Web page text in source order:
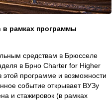
рамках программы
средствам в Брюсселе
в Брно Charter for Higher
программе и возможности
событие открывает ВУЗу
и стажировок (в рамках